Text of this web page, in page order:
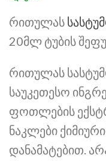
რითულას
20მლ ტუბის
რითულას
საუკეთესო
ფოთლების
ნაკლები
დანამატებით.